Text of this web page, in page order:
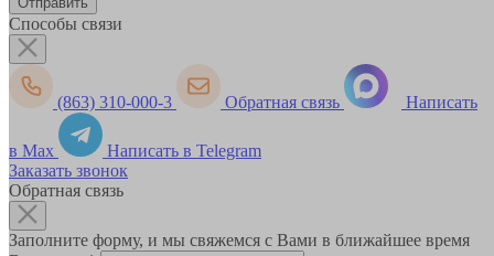
Способы связи
(863) 310-000-3 Обратная связь Написать
в Max
Написать в Telegram
Заказать звонок
Обратная связь
Заполните форму, и мы свяжемся с Вами в ближайшее время